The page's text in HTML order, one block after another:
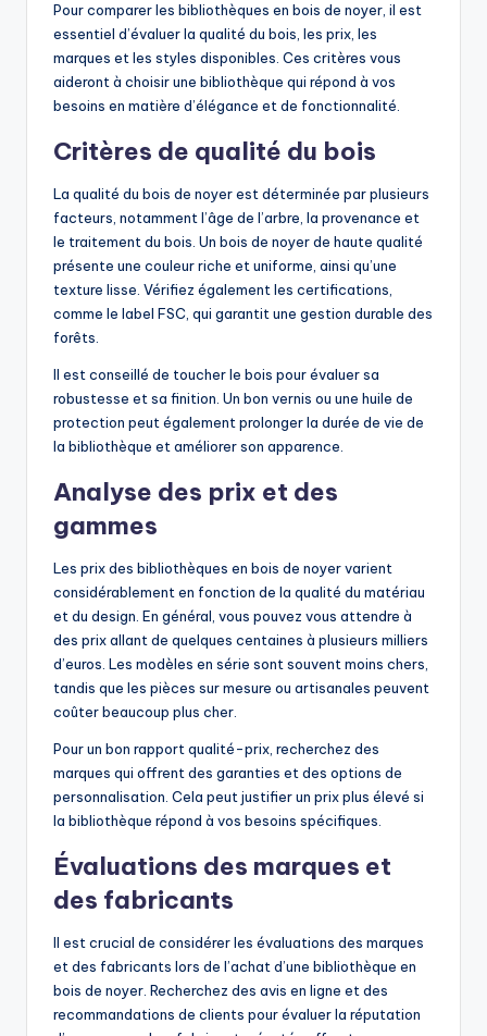
Pour comparer les bibliothèques en bois de noyer, il est
essentiel d’évaluer la qualité du bois, les prix, les
marques et les styles disponibles. Ces critères vous
aideront à choisir une bibliothèque qui répond à vos
besoins en matière d’élégance et de fonctionnalité.
Critères de qualité du bois
La qualité du bois de noyer est déterminée par plusieurs
facteurs, notamment l’âge de l’arbre, la provenance et
le traitement du bois. Un bois de noyer de haute qualité
présente une couleur riche et uniforme, ainsi qu’une
texture lisse. Vérifiez également les certifications,
comme le label FSC, qui garantit une gestion durable des
forêts.
Il est conseillé de toucher le bois pour évaluer sa
robustesse et sa finition. Un bon vernis ou une huile de
protection peut également prolonger la durée de vie de
la bibliothèque et améliorer son apparence.
Analyse des prix et des
gammes
Les prix des bibliothèques en bois de noyer varient
considérablement en fonction de la qualité du matériau
et du design. En général, vous pouvez vous attendre à
des prix allant de quelques centaines à plusieurs milliers
d’euros. Les modèles en série sont souvent moins chers,
tandis que les pièces sur mesure ou artisanales peuvent
coûter beaucoup plus cher.
Pour un bon rapport qualité-prix, recherchez des
marques qui offrent des garanties et des options de
personnalisation. Cela peut justifier un prix plus élevé si
la bibliothèque répond à vos besoins spécifiques.
Évaluations des marques et
des fabricants
Il est crucial de considérer les évaluations des marques
et des fabricants lors de l’achat d’une bibliothèque en
bois de noyer. Recherchez des avis en ligne et des
recommandations de clients pour évaluer la réputation